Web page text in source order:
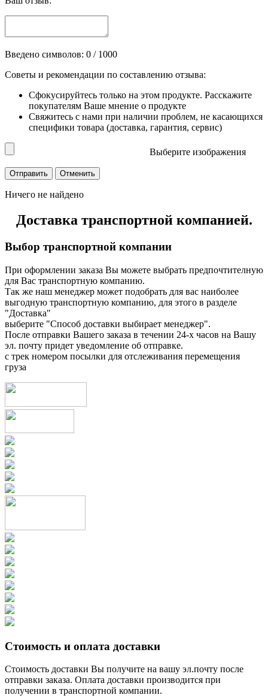
Введено символов: 0 / 1000
Советы и рекомендации по составлению отзыва:
Сфокусируйтесь только на этом продукте. Расскажите
покупателям Ваше мнение о продукте
Свяжитесь с нами при наличии проблем, не касающихся
специфики товара (доставка, гарантия, сервис)
Выберите изображения
Ничего не найдено
Доставка транспортной компанией.
Выбор транспортной компании
При оформлении заказа Вы можете выбрать предпочтителную
для Вас транспортную компанию.
Так же наш менеджер может подобрать для вас наиболее
выгодную транспортную компанию, для этого в разделе
"Доставка"
выберите "Способ доставки выбирает менеджер".
После отправки Вашего заказа в течении 24-х часов на Вашу
эл. почту придет уведомление об отправке.
с трек номером посылки для отслеживания перемещения
груза
Стоимость и оплата доставки
Стоимость доставки Вы получите на вашу эл.почту после
отправки заказа. Оплата доставки производится при
получении в транспортной компании.